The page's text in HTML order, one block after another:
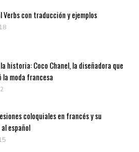
Verbs con traducción y ejemplos
historia: Coco Chanel, la diseñadora que
la moda francesa
coloquiales en francés y su
español